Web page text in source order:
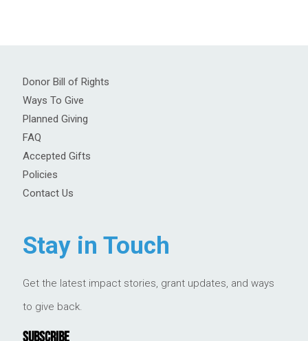
Donor Bill of Rights
Ways To Give
Planned Giving
FAQ
Accepted Gifts
Policies
Contact Us
Stay in Touch
Get the latest impact stories, grant updates, and ways
to give back.
SUBSCRIBE